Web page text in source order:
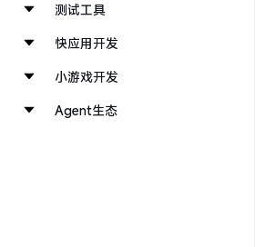
测试工具
快应用开发
小游戏开发
Agent生态